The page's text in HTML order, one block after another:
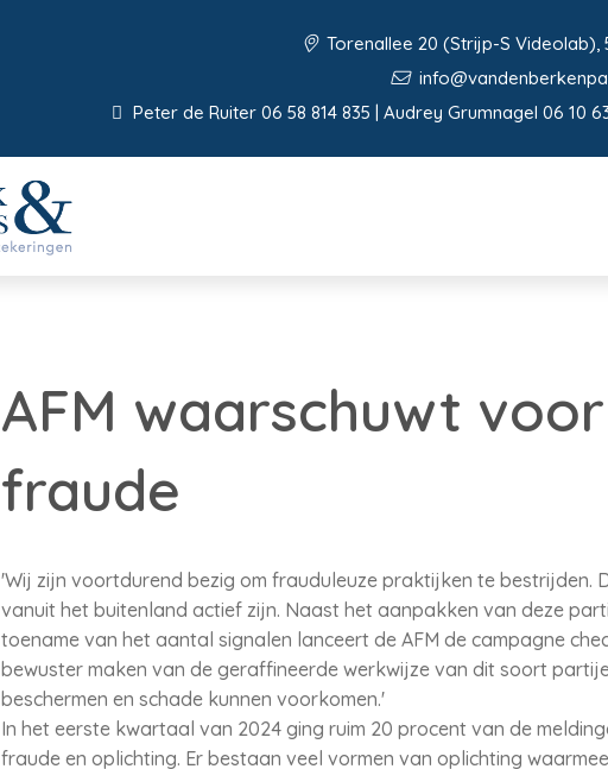
Torenallee 20 (Strijp-S Videolab),
Peter de Ruiter 06 58 814 835 | Audrey Grumnagel 06 10
AFM waarschuwt
fraude
'Wij zijn voortdurend bezig om frauduleuze praktijken te bestrijden.
vanuit het buitenland actief zijn. Naast het aanpakken van deze
toename van het aantal signalen lanceert de AFM de campagne
bewuster maken van de geraffineerde werkwijze van dit soort
beschermen en schade kunnen voorkomen.'
In het eerste kwartaal van 2024 ging ruim 20 procent van de
fraude en oplichting. Er bestaan veel vormen van oplichting